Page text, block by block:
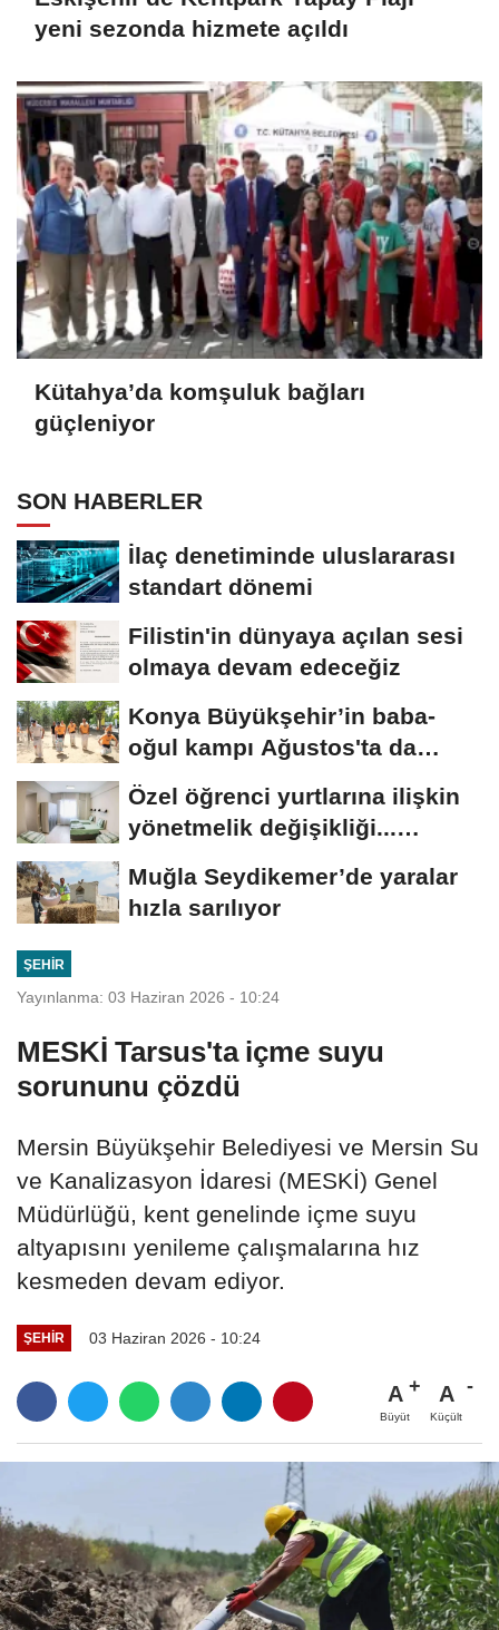
yeni sezonda hizmete açıldı
Kütahya’da komşuluk bağları
güçleniyor
SON HABERLER
İlaç denetiminde uluslararası
standart dönemi
Filistin'in dünyaya açılan sesi
olmaya devam edeceğiz
Konya Büyükşehir’in baba-
oğul kampı Ağustos'ta da
sürecek
Özel öğrenci yurtlarına ilişkin
yönetmelik değişikliği...
Muğla Seydikemer’de yaralar
hızla sarılıyor
ŞEHIR
Yayınlanma: 03 Haziran 2026 - 10:24
MESKİ Tarsus'ta içme suyu
sorununu çözdü
Mersin Büyükşehir Belediyesi ve Mersin Su
ve Kanalizasyon İdaresi (MESKİ) Genel
Müdürlüğü, kent genelinde içme suyu
altyapısını yenileme çalışmalarına hız
kesmeden devam ediyor.
ŞEHIR 03 Haziran 2026 - 10:24
A
Büyüt
A
Küçült